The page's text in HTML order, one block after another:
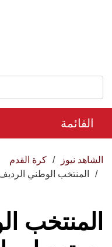
القائمة
الشاهد نيوز
كرة القدم
المنتخب الوطني
المنتخب